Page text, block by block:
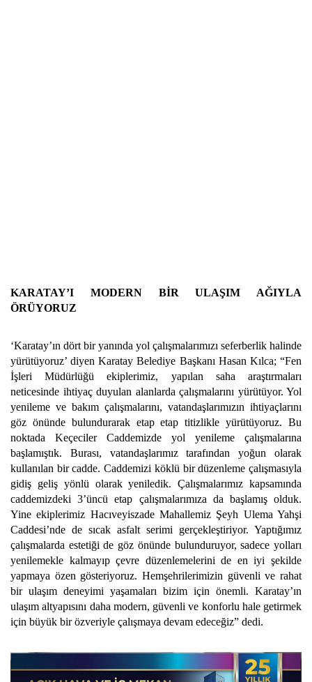
KARATAY’I MODERN BİR ULAŞIM AĞIYLA
ÖRÜYORUZ
‘Karatay’ın dört bir yanında yol çalışmalarımızı seferberlik halinde
yürütüyoruz’ diyen Karatay Belediye Başkanı Hasan Kılca; “Fen
İşleri Müdürlüğü ekiplerimiz, yapılan saha araştırmaları
neticesinde ihtiyaç duyulan alanlarda çalışmalarını yürütüyor. Yol
yenileme ve bakım çalışmalarını, vatandaşlarımızın ihtiyaçlarını
göz önünde bulundurarak etap etap titizlikle yürütüyoruz. Bu
noktada Keçeciler Caddemizde yol yenileme çalışmalarına
başlamıştık. Burası, vatandaşlarımız tarafından yoğun olarak
kullanılan bir cadde. Caddemizi köklü bir düzenleme çalışmasıyla
gidiş geliş yönlü olarak yeniledik. Çalışmalarımız kapsamında
caddemizdeki 3’üncü etap çalışmalarımıza da başlamış olduk.
Yine ekiplerimiz Hacıveyiszade Mahallemiz Şeyh Ulema Yahşi
Caddesi’nde de sıcak asfalt serimi gerçekleştiriyor. Yaptığımız
çalışmalarda estetiği de göz önünde bulunduruyor, sadece yolları
yenilemekle kalmayıp çevre düzenlemelerini de en iyi şekilde
yapmaya özen gösteriyoruz. Hemşehrilerimizin güvenli ve rahat
bir ulaşım deneyimi yaşamaları bizim için önemli. Karatay’ın
ulaşım altyapısını daha modern, güvenli ve konforlu hale getirmek
için büyük bir özveriyle çalışmaya devam edeceğiz” dedi.